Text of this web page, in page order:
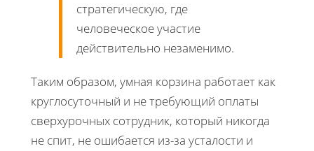
стратегическую, где
человеческое участие
действительно незаменимо.
Таким образом, умная корзина работает как
круглосуточный и не требующий оплаты
сверхурочных сотрудник, который никогда
не спит, не ошибается из-за усталости и